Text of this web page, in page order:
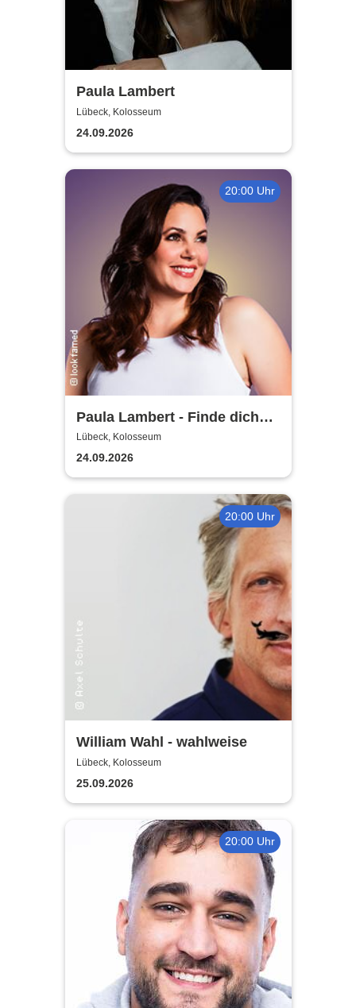
Paula Lambert
Lübeck, Kolosseum
24.09.2026
20:00 Uhr
Paula Lambert - Finde dich
gut, sonst findet dich keiner
Lübeck, Kolosseum
24.09.2026
20:00 Uhr
William Wahl - wahlweise
Lübeck, Kolosseum
25.09.2026
20:00 Uhr